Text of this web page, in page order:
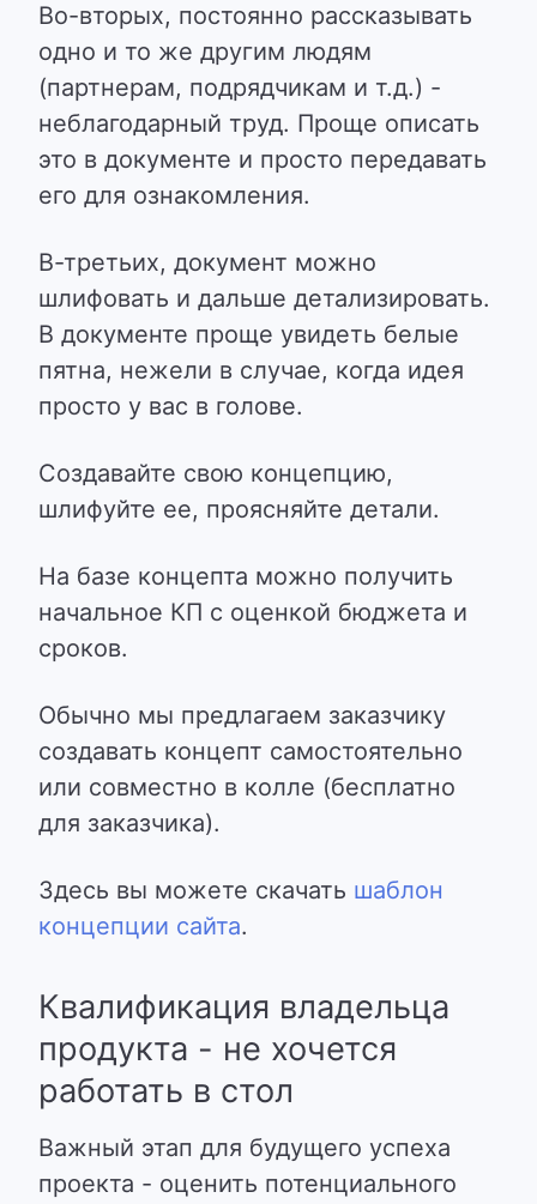
Во-вторых, постоянно рассказывать
одно и то же другим людям
(партнерам, подрядчикам и т.д.) -
неблагодарный труд. Проще описать
это в документе и просто передавать
его для ознакомления.
В-третьих, документ можно
шлифовать и дальше детализировать.
В документе проще увидеть белые
пятна, нежели в случае, когда идея
просто у вас в голове.
Создавайте свою концепцию,
шлифуйте ее, проясняйте детали.
На базе концепта можно получить
начальное КП с оценкой бюджета и
сроков.
Обычно мы предлагаем заказчику
создавать концепт самостоятельно
или совместно в колле (бесплатно
для заказчика).
Здесь вы можете скачать шаблон
концепции сайта.
Квалификация владельца
продукта - не хочется
работать в стол
Важный этап для будущего успеха
проекта - оценить потенциального